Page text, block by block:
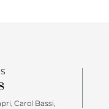
Carol Bassi,